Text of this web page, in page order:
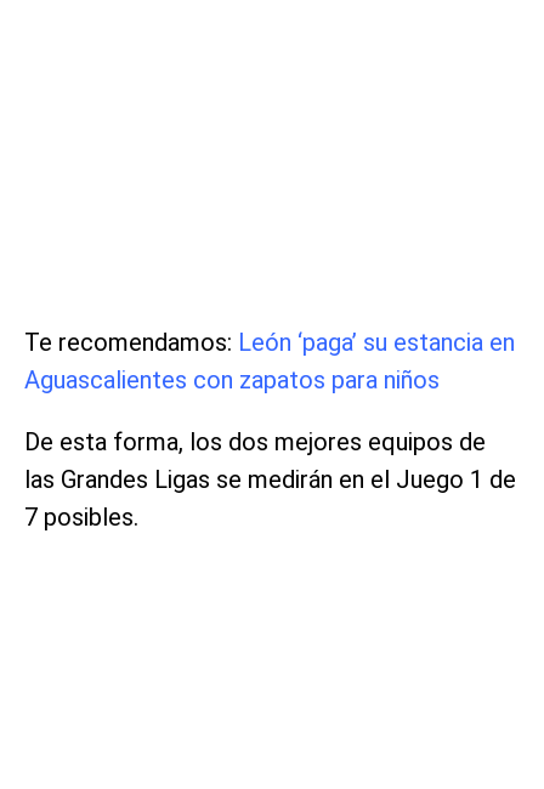
Te recomendamos: León ‘paga’ su estancia en
Aguascalientes con zapatos para niños
De esta forma, los dos mejores equipos de
las Grandes Ligas se medirán en el Juego 1 de
7 posibles.